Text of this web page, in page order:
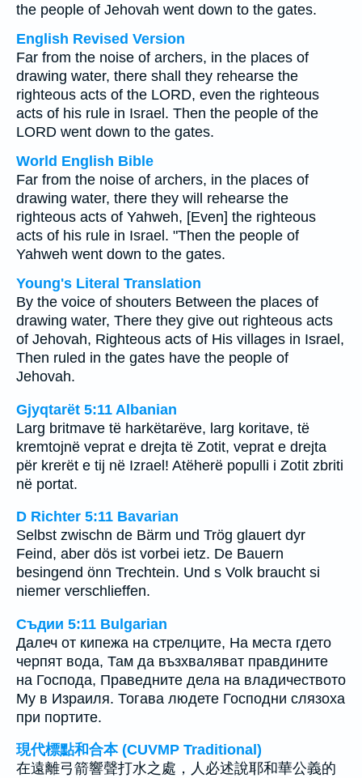
the people of Jehovah went down to the gates.
English Revised Version
Far from the noise of archers, in the places of
drawing water, there shall they rehearse the
righteous acts of the LORD, even the righteous
acts of his rule in Israel. Then the people of the
LORD went down to the gates.
World English Bible
Far from the noise of archers, in the places of
drawing water, there they will rehearse the
righteous acts of Yahweh, [Even] the righteous
acts of his rule in Israel. "Then the people of
Yahweh went down to the gates.
Young's Literal Translation
By the voice of shouters Between the places of
drawing water, There they give out righteous acts
of Jehovah, Righteous acts of His villages in Israel,
Then ruled in the gates have the people of
Jehovah.
Gjyqtarët 5:11 Albanian
Larg britmave të harkëtarëve, larg koritave, të
kremtojnë veprat e drejta të Zotit, veprat e drejta
për krerët e tij në Izrael! Atëherë populli i Zotit zbriti
në portat.
D Richter 5:11 Bavarian
Selbst zwischn de Bärm und Trög glauert dyr
Feind, aber dös ist vorbei ietz. De Bauern
besingend önn Trechtein. Und s Volk braucht si
niemer verschlieffen.
Съдии 5:11 Bulgarian
Далеч от кипежа на стрелците, На места гдето
черпят вода, Там да възхваляват правдините
на Господа, Праведните дела на владичеството
Му в Израиля. Тогава людете Господни слязоха
при портите.
現代標點和合本 (CUVMP Traditional)
在遠離弓箭響聲打水之處，人必述說耶和華公義的